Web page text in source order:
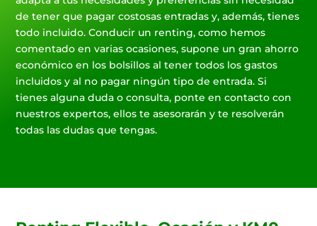
de tener que pagar costosas entradas y, además, tienes
todo incluido. Conducir un renting, como hemos
comentado en varias ocasiones, supone un gran ahorro
económico en los bolsillos al tener todos los gastos
incluidos y al no pagar ningún tipo de entrada. Si
tienes alguna duda o consulta, ponte en contacto con
nuestros expertos, ellos te asesorarán y te resolverán
todas las dudas que tengas.